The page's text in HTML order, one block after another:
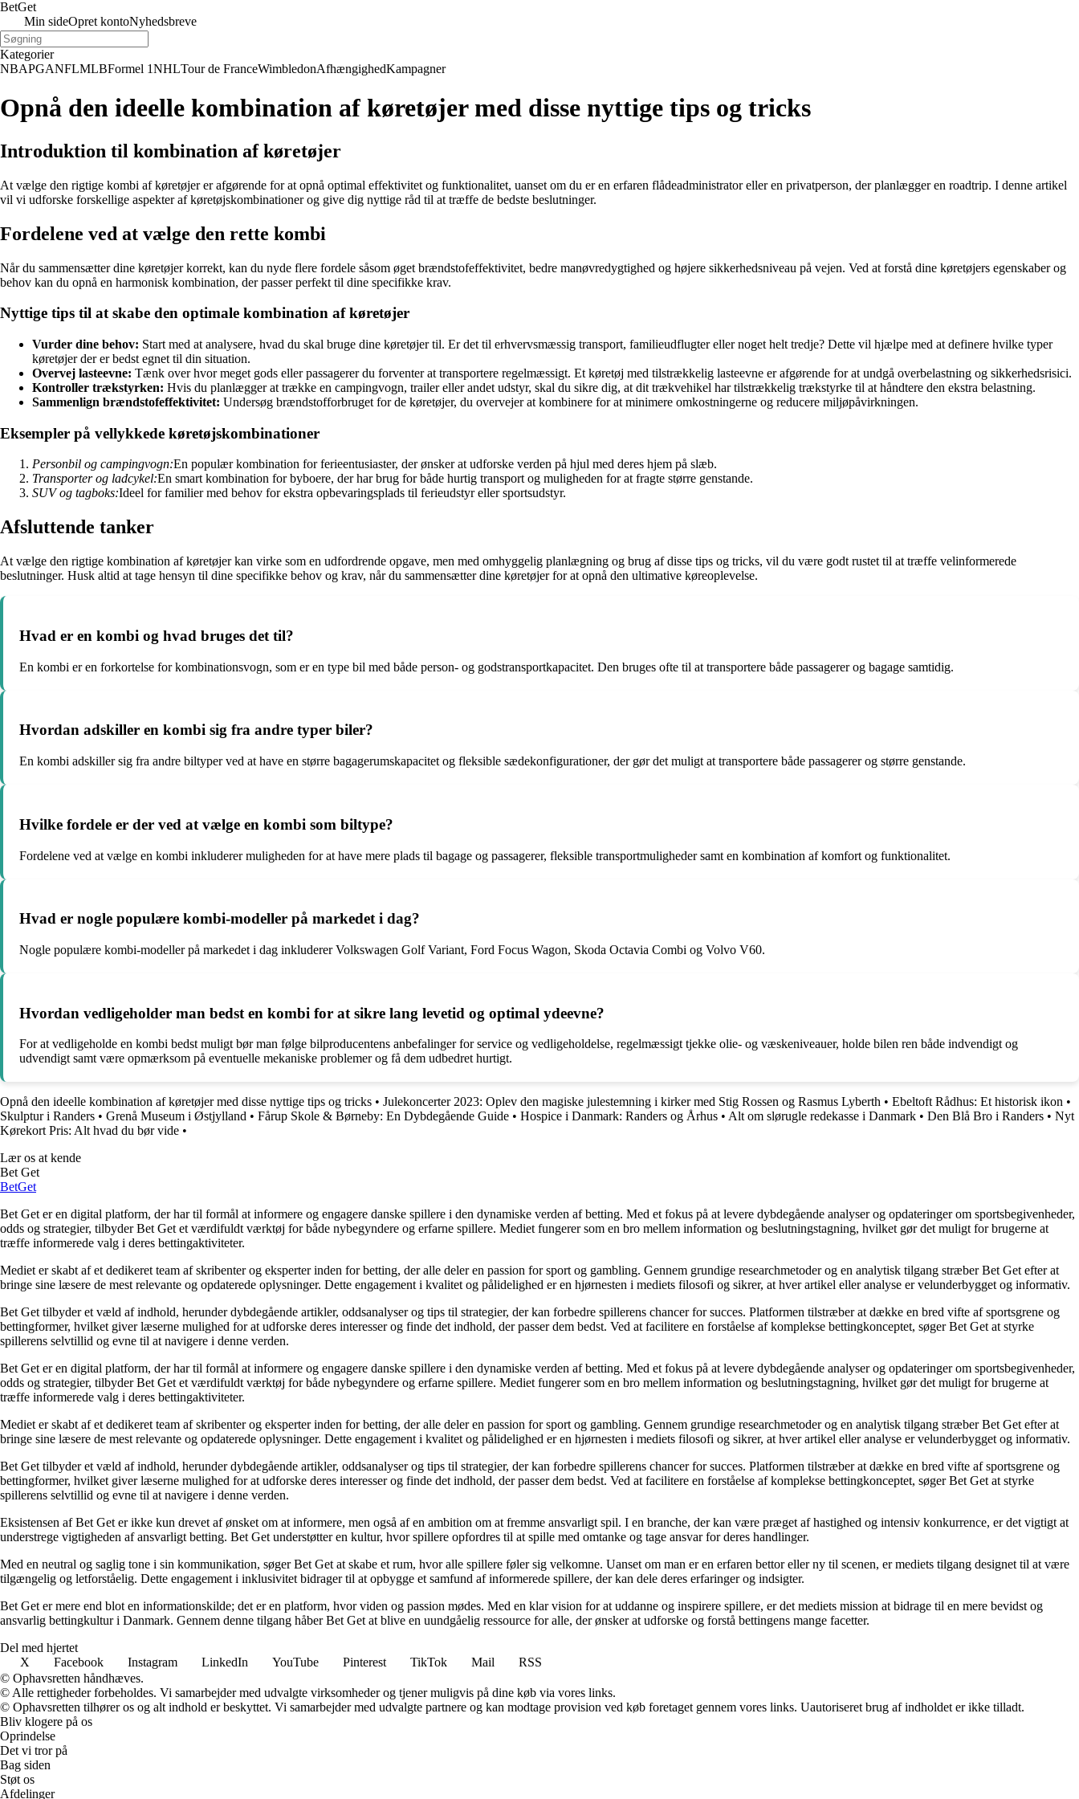
BetGet
Min sideOpret kontoNyhedsbreve
Kategorier
NBAPGANFLMLBFormel 1NHLTour de FranceWimbledonAfhængighedKampagner
Opnå den ideelle kombination af køretøjer med disse nyttige tips og tricks
Introduktion til kombination af køretøjer
At vælge den rigtige kombi af køretøjer er afgørende for at opnå optimal effektivitet og funktionalitet, uanset om du er en erfaren flådeadministrator eller en privatperson, der planlægger en roadtrip. I denne artikel
vil vi udforske forskellige aspekter af køretøjskombinationer og give dig nyttige råd til at træffe de bedste beslutninger.
Fordelene ved at vælge den rette kombi
Når du sammensætter dine køretøjer korrekt, kan du nyde flere fordele såsom øget brændstofeffektivitet, bedre manøvredygtighed og højere sikkerhedsniveau på vejen. Ved at forstå dine køretøjers egenskaber og
behov kan du opnå en harmonisk kombination, der passer perfekt til dine specifikke krav.
Nyttige tips til at skabe den optimale kombination af køretøjer
Vurder dine behov: Start med at analysere, hvad du skal bruge dine køretøjer til. Er det til erhvervsmæssig transport, familieudflugter eller noget helt tredje? Dette vil hjælpe med at definere hvilke typer
køretøjer der er bedst egnet til din situation.
Overvej lasteevne: Tænk over hvor meget gods eller passagerer du forventer at transportere regelmæssigt. Et køretøj med tilstrækkelig lasteevne er afgørende for at undgå overbelastning og sikkerhedsrisici.
Kontroller trækstyrken: Hvis du planlægger at trække en campingvogn, trailer eller andet udstyr, skal du sikre dig, at dit trækvehikel har tilstrækkelig trækstyrke til at håndtere den ekstra belastning.
Sammenlign brændstofeffektivitet: Undersøg brændstofforbruget for de køretøjer, du overvejer at kombinere for at minimere omkostningerne og reducere miljøpåvirkningen.
Eksempler på vellykkede køretøjskombinationer
Personbil og campingvogn:En populær kombination for ferieentusiaster, der ønsker at udforske verden på hjul med deres hjem på slæb.
Transporter og ladcykel:En smart kombination for byboere, der har brug for både hurtig transport og muligheden for at fragte større genstande.
SUV og tagboks:Ideel for familier med behov for ekstra opbevaringsplads til ferieudstyr eller sportsudstyr.
Afsluttende tanker
At vælge den rigtige kombination af køretøjer kan virke som en udfordrende opgave, men med omhyggelig planlægning og brug af disse tips og tricks, vil du være godt rustet til at træffe velinformerede
beslutninger. Husk altid at tage hensyn til dine specifikke behov og krav, når du sammensætter dine køretøjer for at opnå den ultimative køreoplevelse.
Hvad er en kombi og hvad bruges det til?
En kombi er en forkortelse for kombinationsvogn, som er en type bil med både person- og godstransportkapacitet. Den bruges ofte til at transportere både passagerer og bagage samtidig.
Hvordan adskiller en kombi sig fra andre typer biler?
En kombi adskiller sig fra andre biltyper ved at have en større bagagerumskapacitet og fleksible sædekonfigurationer, der gør det muligt at transportere både passagerer og større genstande.
Hvilke fordele er der ved at vælge en kombi som biltype?
Fordelene ved at vælge en kombi inkluderer muligheden for at have mere plads til bagage og passagerer, fleksible transportmuligheder samt en kombination af komfort og funktionalitet.
Hvad er nogle populære kombi-modeller på markedet i dag?
Nogle populære kombi-modeller på markedet i dag inkluderer Volkswagen Golf Variant, Ford Focus Wagon, Skoda Octavia Combi og Volvo V60.
Hvordan vedligeholder man bedst en kombi for at sikre lang levetid og optimal ydeevne?
For at vedligeholde en kombi bedst muligt bør man følge bilproducentens anbefalinger for service og vedligeholdelse, regelmæssigt tjekke olie- og væskeniveauer, holde bilen ren både indvendigt og
udvendigt samt være opmærksom på eventuelle mekaniske problemer og få dem udbedret hurtigt.
Opnå den ideelle kombination af køretøjer med disse nyttige tips og tricks • Julekoncerter 2023: Oplev den magiske julestemning i kirker med Stig Rossen og Rasmus Lyberth • Ebeltoft Rådhus: Et historisk ikon •
Skulptur i Randers • Grenå Museum i Østjylland • Fårup Skole & Børneby: En Dybdegående Guide • Hospice i Danmark: Randers og Århus • Alt om slørugle redekasse i Danmark • Den Blå Bro i Randers • Nyt
Kørekort Pris: Alt hvad du bør vide •
Lær os at kende
Bet Get
BetGet
Bet Get er en digital platform, der har til formål at informere og engagere danske spillere i den dynamiske verden af betting. Med et fokus på at levere dybdegående analyser og opdateringer om sportsbegivenheder,
odds og strategier, tilbyder Bet Get et værdifuldt værktøj for både nybegyndere og erfarne spillere. Mediet fungerer som en bro mellem information og beslutningstagning, hvilket gør det muligt for brugerne at
træffe informerede valg i deres bettingaktiviteter.
Mediet er skabt af et dedikeret team af skribenter og eksperter inden for betting, der alle deler en passion for sport og gambling. Gennem grundige researchmetoder og en analytisk tilgang stræber Bet Get efter at
bringe sine læsere de mest relevante og opdaterede oplysninger. Dette engagement i kvalitet og pålidelighed er en hjørnesten i mediets filosofi og sikrer, at hver artikel eller analyse er velunderbygget og informativ.
Bet Get tilbyder et væld af indhold, herunder dybdegående artikler, oddsanalyser og tips til strategier, der kan forbedre spillerens chancer for succes. Platformen tilstræber at dække en bred vifte af sportsgrene og
bettingformer, hvilket giver læserne mulighed for at udforske deres interesser og finde det indhold, der passer dem bedst. Ved at facilitere en forståelse af komplekse bettingkonceptet, søger Bet Get at styrke
spillerens selvtillid og evne til at navigere i denne verden.
Bet Get er en digital platform, der har til formål at informere og engagere danske spillere i den dynamiske verden af betting. Med et fokus på at levere dybdegående analyser og opdateringer om sportsbegivenheder,
odds og strategier, tilbyder Bet Get et værdifuldt værktøj for både nybegyndere og erfarne spillere. Mediet fungerer som en bro mellem information og beslutningstagning, hvilket gør det muligt for brugerne at
træffe informerede valg i deres bettingaktiviteter.
Mediet er skabt af et dedikeret team af skribenter og eksperter inden for betting, der alle deler en passion for sport og gambling. Gennem grundige researchmetoder og en analytisk tilgang stræber Bet Get efter at
bringe sine læsere de mest relevante og opdaterede oplysninger. Dette engagement i kvalitet og pålidelighed er en hjørnesten i mediets filosofi og sikrer, at hver artikel eller analyse er velunderbygget og informativ.
Bet Get tilbyder et væld af indhold, herunder dybdegående artikler, oddsanalyser og tips til strategier, der kan forbedre spillerens chancer for succes. Platformen tilstræber at dække en bred vifte af sportsgrene og
bettingformer, hvilket giver læserne mulighed for at udforske deres interesser og finde det indhold, der passer dem bedst. Ved at facilitere en forståelse af komplekse bettingkonceptet, søger Bet Get at styrke
spillerens selvtillid og evne til at navigere i denne verden.
Eksistensen af Bet Get er ikke kun drevet af ønsket om at informere, men også af en ambition om at fremme ansvarligt spil. I en branche, der kan være præget af hastighed og intensiv konkurrence, er det vigtigt at
understrege vigtigheden af ansvarligt betting. Bet Get understøtter en kultur, hvor spillere opfordres til at spille med omtanke og tage ansvar for deres handlinger.
Med en neutral og saglig tone i sin kommunikation, søger Bet Get at skabe et rum, hvor alle spillere føler sig velkomne. Uanset om man er en erfaren bettor eller ny til scenen, er mediets tilgang designet til at være
tilgængelig og letforståelig. Dette engagement i inklusivitet bidrager til at opbygge et samfund af informerede spillere, der kan dele deres erfaringer og indsigter.
Bet Get er mere end blot en informationskilde; det er en platform, hvor viden og passion mødes. Med en klar vision for at uddanne og inspirere spillere, er det mediets mission at bidrage til en mere bevidst og
ansvarlig bettingkultur i Danmark. Gennem denne tilgang håber Bet Get at blive en uundgåelig ressource for alle, der ønsker at udforske og forstå bettingens mange facetter.
Del med hjertet
X
Facebook Instagram LinkedIn YouTube Pinterest TikTok Mail
RSS
© Ophavsretten håndhæves.
© Alle rettigheder forbeholdes. Vi samarbejder med udvalgte virksomheder og tjener muligvis på dine køb via vores links.
© Ophavsretten tilhører os og alt indhold er beskyttet. Vi samarbejder med udvalgte partnere og kan modtage provision ved køb foretaget gennem vores links. Uautoriseret brug af indholdet er ikke tilladt.
Bliv klogere på os
Oprindelse
Det vi tror på
Bag siden
Støt os
Afdelinger